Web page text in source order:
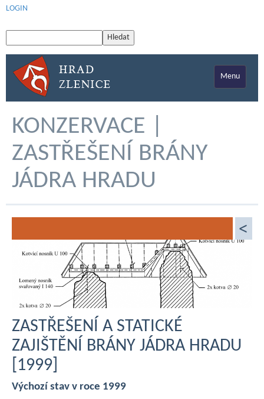
LOGIN
Menu
KONZERVACE |
ZASTŘEŠENÍ BRÁNY
JÁDRA HRADU
ZASTŘEŠENÍ A STATICKÉ
ZAJIŠTĚNÍ BRÁNY JÁDRA HRADU
[1999]
Výchozí stav v roce 1999